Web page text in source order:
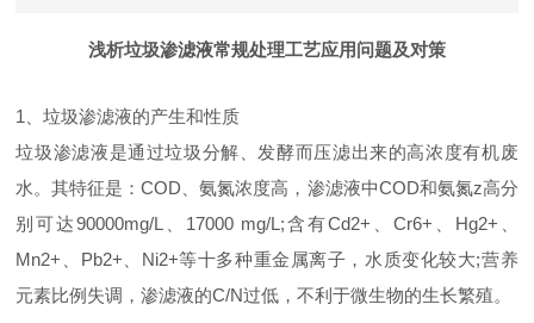
浅析垃圾渗滤液常规处理工艺应用问题及对策
1、垃圾渗滤液的产生和性质
垃圾渗滤液是通过垃圾分解、发酵而压滤出来的高浓度有机废
水。其特征是：COD、氨氮浓度高，渗滤液中COD和氨氮z高分
别可达90000mg/L、17000 mg/L;含有Cd2+、Cr6+、Hg2+、
Mn2+、Pb2+、Ni2+等十多种重金属离子，水质变化较大;营养
元素比例失调，渗滤液的C/N过低，不利于微生物的生长繁殖。